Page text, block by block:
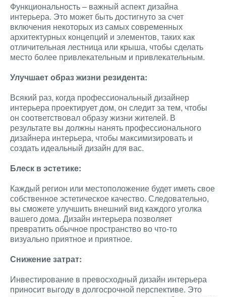
Функциональность – важный аспект дизайна
интерьера. Это может быть достигнуто за счет
включения некоторых из самых современных
архитектурных концепций и элементов, таких как
отличительная лестница или крыша, чтобы сделать
место более привлекательным и привлекательным.
Улучшает образ жизни резидента:
Всякий раз, когда профессиональный дизайнер
интерьера проектирует дом, он следит за тем, чтобы
он соответствовал образу жизни жителей. В
результате вы должны нанять профессионального
дизайнера интерьера, чтобы максимизировать и
создать идеальный дизайн для вас.
Блеск в эстетике:
Каждый регион или местоположение будет иметь свое
собственное эстетическое качество. Следовательно,
вы сможете улучшить внешний вид каждого уголка
вашего дома. Дизайн интерьера позволяет
превратить обычное пространство во что-то
визуально приятное и приятное.
Снижение затрат:
Инвестирование в превосходный дизайн интерьера
приносит выгоду в долгосрочной перспективе. Это